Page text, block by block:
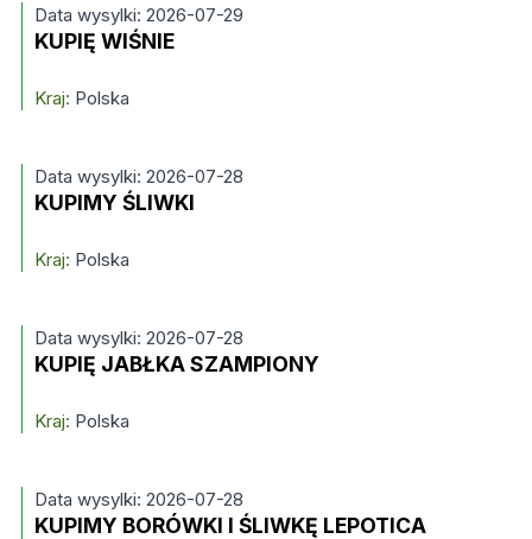
Data wysylki: 2026-07-29
KUPIĘ WIŚNIE
Kraj: Polska
Data wysylki: 2026-07-28
KUPIMY ŚLIWKI
Kraj: Polska
Data wysylki: 2026-07-28
KUPIĘ JABŁKA SZAMPIONY
Kraj: Polska
Data wysylki: 2026-07-28
KUPIMY BORÓWKI I ŚLIWKĘ LEPOTICA